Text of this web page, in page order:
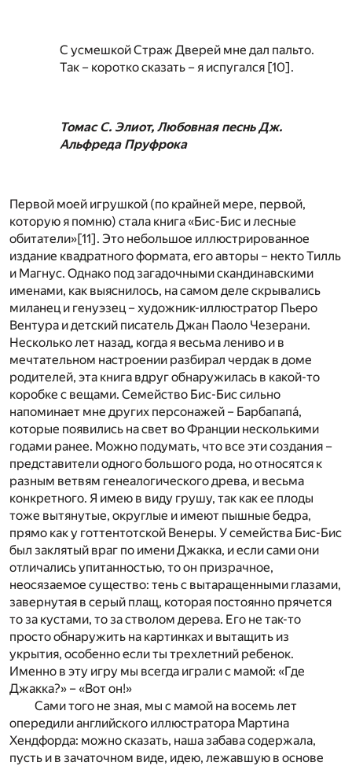
С усмешкой Страж Дверей мне дал пальто.
Так – коротко сказать – я испугался [10].
Томас С. Элиот, Любовная песнь Дж.
Альфреда Пруфрока
Первой моей игрушкой (по крайней мере, первой,
которую я помню) стала книга «Бис-Бис и лесные
обитатели»[11]. Это небольшое иллюстрированное
издание квадратного формата, его авторы – некто Тилль
и Магнус. Однако под загадочными скандинавскими
именами, как выяснилось, на самом деле скрывались
миланец и генуэзец – художник-иллюстратор Пьеро
Вентура и детский писатель Джан Паоло Чезерани.
Несколько лет назад, когда я весьма лениво и в
мечтательном настроении разбирал чердак в доме
родителей, эта книга вдруг обнаружилась в какой-то
коробке с вещами. Семейство Бис-Бис сильно
напоминает мне других персонажей – Барбапапа́,
которые появились на свет во Франции несколькими
годами ранее. Можно подумать, что все эти создания –
представители одного большого рода, но относятся к
разным ветвям генеалогического древа, и весьма
конкретного. Я имею в виду грушу, так как ее плоды
тоже вытянутые, округлые и имеют пышные бедра,
прямо как у готтентотской Венеры. У семейства Бис-Бис
был заклятый враг по имени Джакка, и если сами они
отличались упитанностью, то он призрачное,
неосязаемое существо: тень с вытаращенными глазами,
завернутая в серый плащ, которая постоянно прячется
то за кустами, то за стволом дерева. Его не так-то
просто обнаружить на картинках и вытащить из
укрытия, особенно если ты трехлетний ребенок.
Именно в эту игру мы всегда играли с мамой: «Где
Джакка?» – «Вот он!»
Сами того не зная, мы с мамой на восемь лет
опередили английского иллюстратора Мартина
Хендфорда: можно сказать, наша забава содержала,
пусть и в зачаточном виде, идею, лежавшую в основе